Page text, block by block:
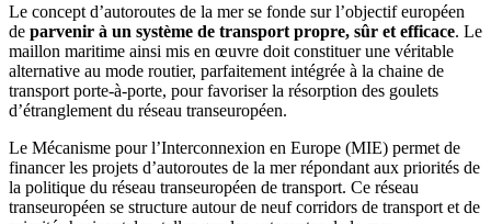
Le concept d’autoroutes de la mer se fonde sur l’objectif européen
de parvenir à un système de transport propre, sûr et efficace. Le
maillon maritime ainsi mis en œuvre doit constituer une véritable
alternative au mode routier, parfaitement intégrée à la chaine de
transport porte-à-porte, pour favoriser la résorption des goulets
d’étranglement du réseau transeuropéen.
Le Mécanisme pour l’Interconnexion en Europe (MIE) permet de
financer les projets d’autoroutes de la mer répondant aux priorités de
la politique du réseau transeuropéen de transport. Ce réseau
transeuropéen se structure autour de neuf corridors de transport et de